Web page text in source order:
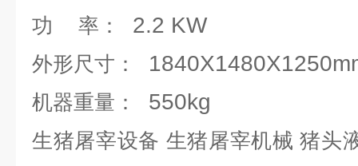
功 率： 2.2 KW
外形尺寸：
机器重量： 550kg
生猪屠宰设备 生猪屠宰机械 猪头